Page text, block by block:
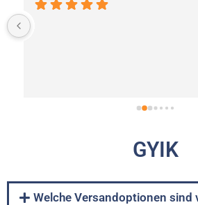
GYIK
Welche Versandoptionen sind